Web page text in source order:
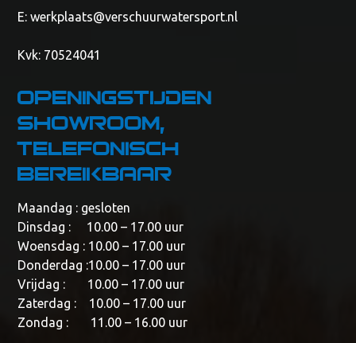
E:werkplaats@verschuurwatersport.nl
Kvk: 70524041
Openingstijden
showroom,
telefonisch
bereikbaar
Maandag : gesloten
Dinsdag : 10.00 – 17.00 uur
Woensdag : 10.00 – 17.00 uur
Donderdag :10.00 – 17.00 uur
Vrijdag : 10.00 – 17.00 uur
Zaterdag : 10.00 – 17.00 uur
Zondag : 11.00 – 16.00 uur